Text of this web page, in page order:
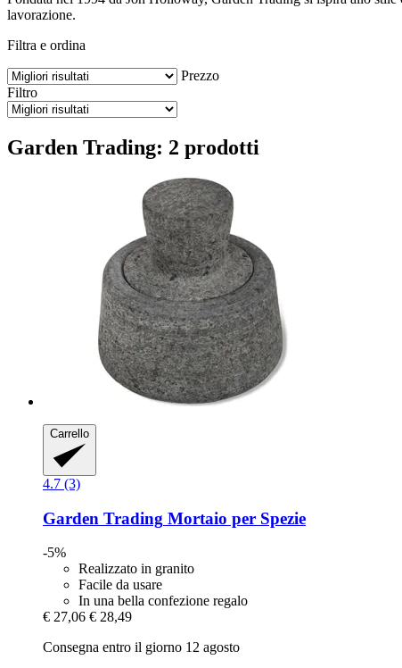
lavorazione.
Filtra e ordina
Prezzo
Filtro
Garden Trading: 2 prodotti
Carrello
4.7 (3)
Garden Trading Mortaio per Spezie
-5%
Realizzato in granito
Facile da usare
In una bella confezione regalo
€ 27,06 € 28,49
Consegna entro il giorno 12 agosto